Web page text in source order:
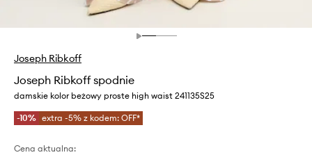
Joseph Ribkoff
Joseph Ribkoff spodnie
damskie kolor beżowy proste high waist 241135S25
-10% extra -5% z kodem: OFF*
Cena aktualna: